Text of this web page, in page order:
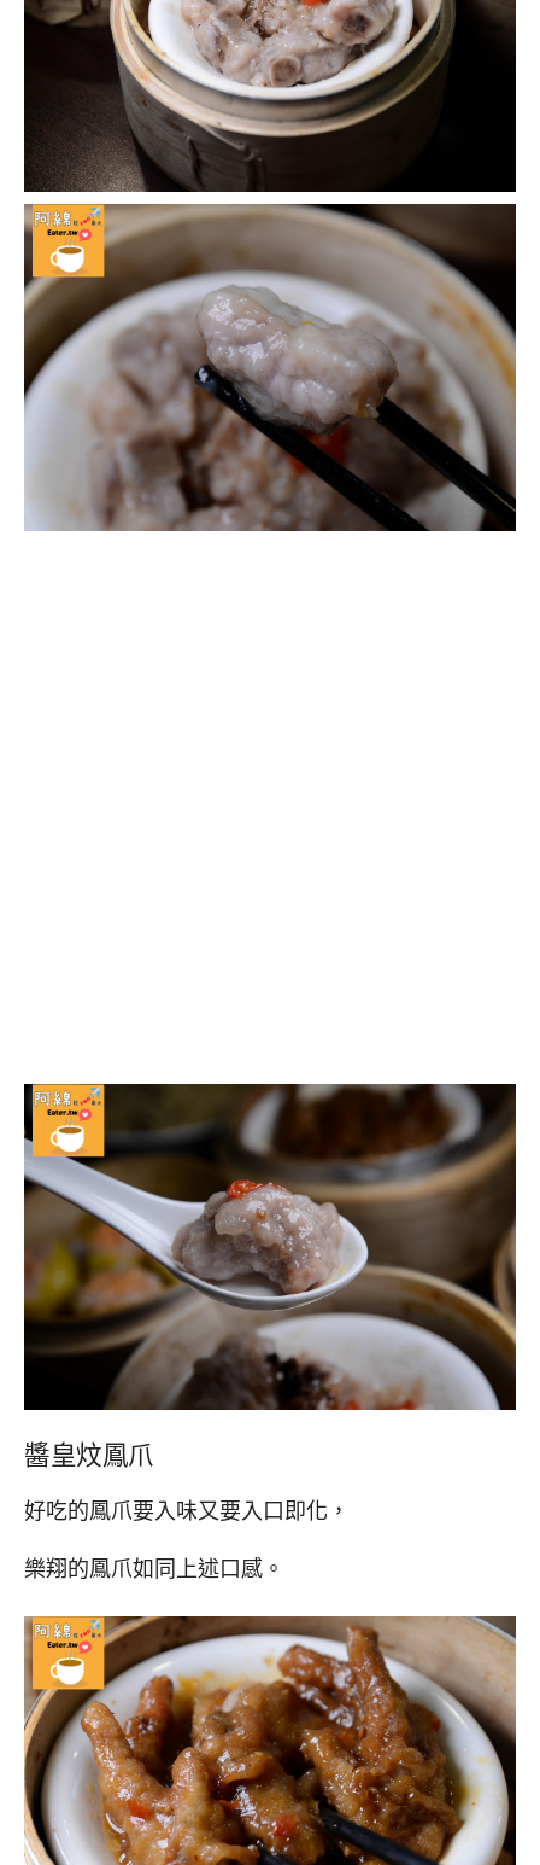
醬皇炆鳳爪
好吃的鳳爪要入味又要入口即化，
樂翔的鳳爪如同上述口感。